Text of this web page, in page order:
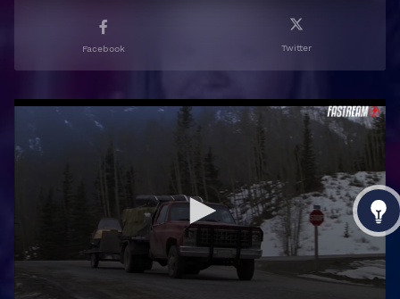
Facebook Twitter